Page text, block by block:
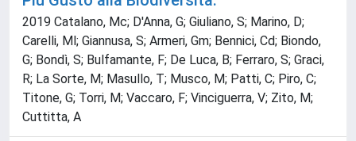
2019 Catalano, Mc; D'Anna, G; Giuliano, S; Marino, D;
Carelli, Ml; Giannusa, S; Armeri, Gm; Bennici, Cd; Biondo,
G; Bondì, S; Bulfamante, F; De Luca, B; Ferraro, S; Graci,
R; La Sorte, M; Masullo, T; Musco, M; Patti, C; Piro, C;
Titone, G; Torri, M; Vaccaro, F; Vinciguerra, V; Zito, M;
Cuttitta, A